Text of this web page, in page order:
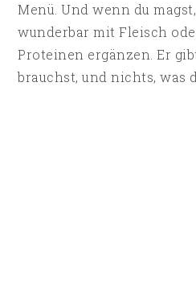
Menü. Und wenn du
wunderbar mit Fleisch
Proteinen ergänzen. Er
brauchst, und nichts, was